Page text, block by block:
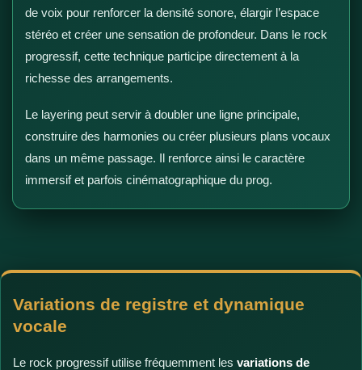
de voix pour renforcer la densité sonore, élargir l’espace
stéréo et créer une sensation de profondeur. Dans le rock
progressif, cette technique participe directement à la
richesse des arrangements.
Le layering peut servir à doubler une ligne principale,
construire des harmonies ou créer plusieurs plans vocaux
dans un même passage. Il renforce ainsi le caractère
immersif et parfois cinématographique du prog.
Variations de registre et dynamique
vocale
Le rock progressif utilise fréquemment les variations de